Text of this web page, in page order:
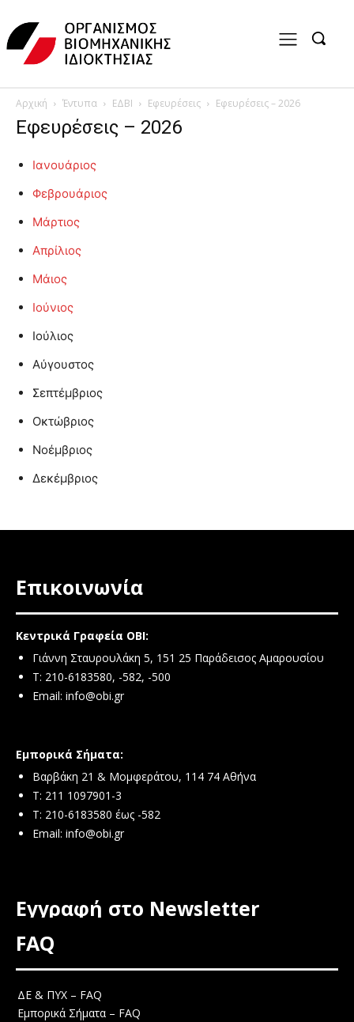
Αρχική Έντυπα ΕΔΒΙ Εφευρέσεις Εφευρέσεις – 2026
Εφευρέσεις – 2026
Ιανουάριος
Φεβρουάριος
Μάρτιος
Απρίλιος
Μάιος
Ιούνιος
Ιούλιος
Αύγουστος
Σεπτέμβριος
Οκτώβριος
Νοέμβριος
Δεκέμβριος
Επικοινωνία
Κεντρικά Γραφεία ΟΒΙ:
Γιάννη Σταυρουλάκη 5, 151 25 Παράδεισος Αμαρουσίου
Τ: 210-6183580, -582, -500
Email: info@obi.gr
Εμπορικά Σήματα:
Βαρβάκη 21 & Μομφεράτου, 114 74 Αθήνα
Τ: 211 1097901-3
T: 210-6183580 έως -582
Email: info@obi.gr
Εγγραφή στο Newsletter
FAQ
ΔΕ & ΠΥΧ – FAQ
Εμπορικά Σήματα – FAQ